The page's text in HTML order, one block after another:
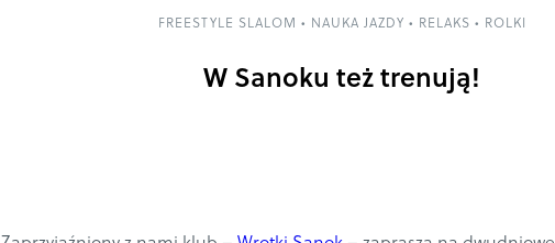
FREESTYLE SLALOM • NAUKA JAZDY • RELAKS • ROLKI
W Sanoku też trenują!